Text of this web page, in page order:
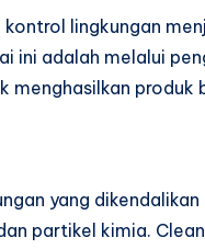
lingkungan
ini adalah melalui
yang
partikel kimia.